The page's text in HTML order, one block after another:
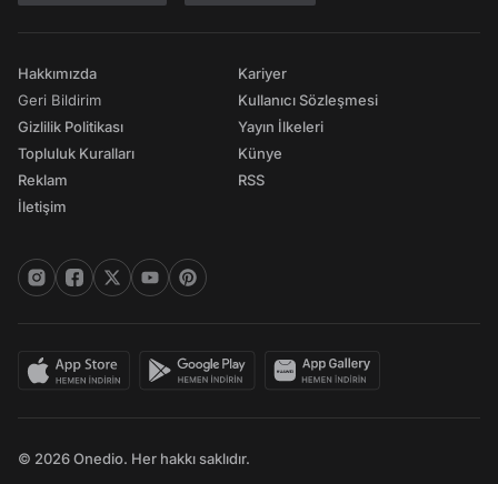
Hakkımızda
Geri Bildirim
Gizlilik Politikası
Topluluk Kuralları
Reklam
İletişim
Kariyer
Kullanıcı Sözleşmesi
Yayın İlkeleri
Künye
RSS
© 2026 Onedio. Her hakkı saklıdır.